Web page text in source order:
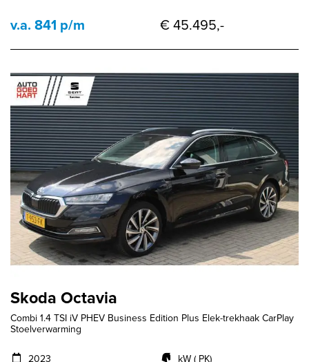
v.a. 841 p/m € 45.495,-
Skoda Octavia
Combi 1.4 TSI iV PHEV Business Edition Plus Elek-trekhaak CarPlay
Stoelverwarming
2023 kW ( PK)